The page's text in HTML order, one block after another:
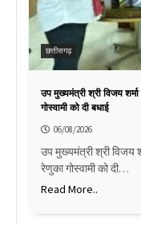
छत्तीसगढ़
उप मुख्यमंत्री श्री विजय
गोस्वामी को दी बधाई
06/08/2026
उप मुख्यमंत्री श्री विजय
रेणुका गोस्वामी को दी…
Read More..